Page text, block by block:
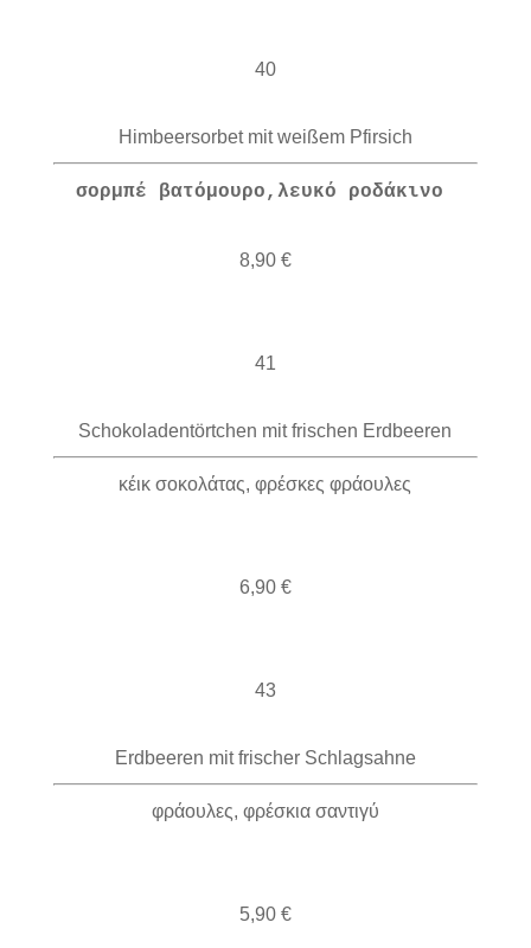
40
Himbeersorbet mit weißem Pfirsich
σορμπέ βατόμουρο,λευκό ροδάκινο
8,90 €
41
Schokoladentörtchen mit frischen Erdbeeren
κέικ σοκολάτας, φρέσκες φράουλες
6,90 €
43
Erdbeeren mit frischer Schlagsahne
φράουλες, φρέσκια σαντιγύ
5,90 €